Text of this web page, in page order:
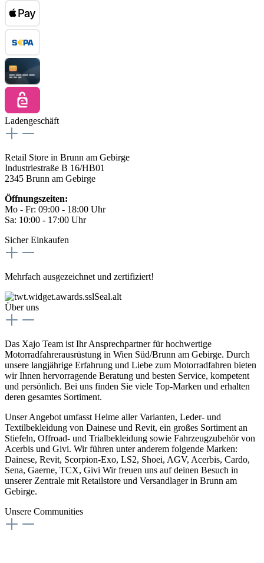
Ladengeschäft
Retail Store in Brunn am Gebirge
Industriestraße B 16/HB01
2345 Brunn am Gebirge
Öffnungszeiten:
Mo - Fr: 09:00 - 18:00 Uhr
Sa: 10:00 - 17:00 Uhr
Sicher Einkaufen
Mehrfach ausgezeichnet und zertifiziert!
Über uns
Das Xajo Team ist Ihr Ansprechpartner für hochwertige
Motorradfahrerausrüstung in Wien Süd/Brunn am Gebirge. Durch
unsere langjährige Erfahrung und Liebe zum Motorradfahren bieten
wir Ihnen hervorragende Beratung und besten Service, kompetent
und persönlich. Bei uns finden Sie viele Top-Marken und erhalten
deren gesamtes Sortiment.
Unser Angebot umfasst Helme aller Varianten, Leder- und
Textilbekleidung von Dainese und Revit, ein großes Sortiment an
Stiefeln, Offroad- und Trialbekleidung sowie Fahrzeugzubehör von
Acerbis und Givi. Wir führen unter anderem folgende Marken:
Dainese, Revit, Scorpion-Exo, LS2, Shoei, AGV, Acerbis, Cardo,
Sena, Gaerne, TCX, Givi Wir freuen uns auf deinen Besuch in
unserer Zentrale mit Retailstore und Versandlager in Brunn am
Gebirge.
Unsere Communities